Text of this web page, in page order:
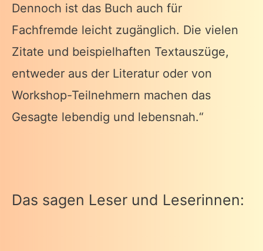
Dennoch ist das Buch auch für
Fachfremde leicht zugänglich. Die vielen
Zitate und beispielhaften Textauszüge,
entweder aus der Literatur oder von
Workshop-Teilnehmern machen das
Gesagte lebendig und lebensnah.“
Das sagen Leser und Leserinnen: